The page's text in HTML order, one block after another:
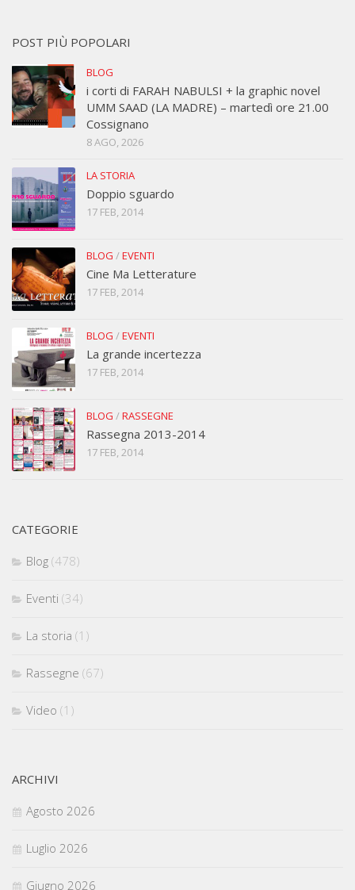
POST PIÙ POPOLARI
BLOG
i corti di FARAH NABULSI + la graphic novel
UMM SAAD (LA MADRE) – martedì ore 21.00
Cossignano
8 AGO, 2026
LA STORIA
Doppio sguardo
17 FEB, 2014
BLOG /EVENTI
Cine Ma Letterature
17 FEB, 2014
BLOG /EVENTI
La grande incertezza
17 FEB, 2014
BLOG /RASSEGNE
Rassegna 2013-2014
17 FEB, 2014
CATEGORIE
Blog (478)
Eventi (34)
La storia (1)
Rassegne (67)
Video (1)
ARCHIVI
Agosto 2026
Luglio 2026
Giugno 2026